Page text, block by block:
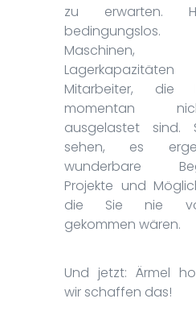
zu erwarten.
bedingungslos.
Mitarbeiter, die
momentan
ausgelastet sind.
sehen, es
wunderbare
Projekte und
die Sie nie
gekommen wären.
Und jetzt: Ärmel
wir schaffen das!